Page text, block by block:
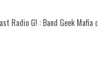
Radio G! : Band Geek Mafia